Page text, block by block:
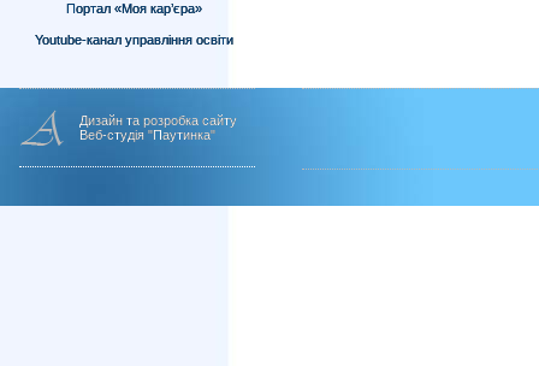
Портал «Моя кар’єра»
Youtube-канал управління освіти
Дизайн та розробка сайту
Веб-студія "Паутинка"